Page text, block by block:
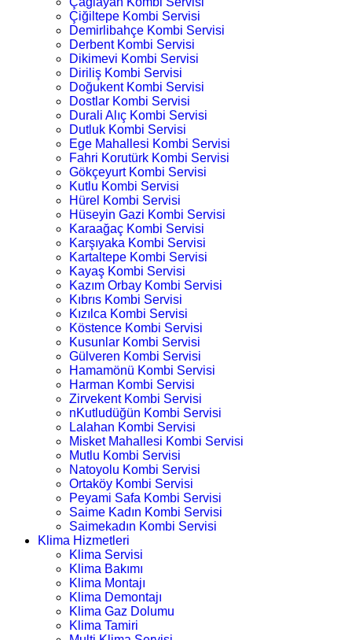
Çiğiltepe Kombi Servisi
Demirlibahçe Kombi Servisi
Derbent Kombi Servisi
Dikimevi Kombi Servisi
Diriliş Kombi Servisi
Doğukent Kombi Servisi
Dostlar Kombi Servisi
Durali Alıç Kombi Servisi
Dutluk Kombi Servisi
Ege Mahallesi Kombi Servisi
Fahri Korutürk Kombi Servisi
Gökçeyurt Kombi Servisi
Kutlu Kombi Servisi
Hürel Kombi Servisi
Hüseyin Gazi Kombi Servisi
Karaağaç Kombi Servisi
Karşıyaka Kombi Servisi
Kartaltepe Kombi Servisi
Kayaş Kombi Servisi
Kazım Orbay Kombi Servisi
Kıbrıs Kombi Servisi
Kızılca Kombi Servisi
Köstence Kombi Servisi
Kusunlar Kombi Servisi
Gülveren Kombi Servisi
Hamamönü Kombi Servisi
Harman Kombi Servisi
Zirvekent Kombi Servisi
nKutludüğün Kombi Servisi
Lalahan Kombi Servisi
Misket Mahallesi Kombi Servisi
Mutlu Kombi Servisi
Natoyolu Kombi Servisi
Ortaköy Kombi Servisi
Peyami Safa Kombi Servisi
Saime Kadın Kombi Servisi
Saimekadın Kombi Servisi
Klima Hizmetleri
Klima Servisi
Klima Bakımı
Klima Montajı
Klima Demontajı
Klima Gaz Dolumu
Klima Tamiri